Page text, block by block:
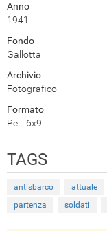
Anno
1941
Fondo
Gallotta
Archivio
Fotografico
Formato
Pell. 6x9
TAGS
antisbarco attuale
partenza
soldati